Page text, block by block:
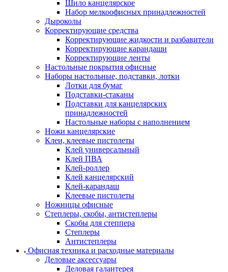
Шило канцелярское
Набор мелкоофисных принадлежностей
Дыроколы
Корректирующие средства
Корректирующие жидкости и разбавители
Корректирующие карандаши
Корректирующие ленты
Настольные покрытия офисные
Наборы настольные, подставки, лотки
Лотки для бумаг
Подставки-стаканы
Подставки для канцелярских
принадлежностей
Настольные наборы с наполнением
Ножи канцелярские
Клеи, клеевые пистолеты
Клей универсальный
Клей ПВА
Клей-роллер
Клей канцелярский
Клей-карандаш
Клеевые пистолеты
Ножницы офисные
Степлеры, скобы, антистеплеры
Скобы для степпера
Степлеры
Антистеплеры
Офисная техника и расходные материалы
Деловые аксессуары
Деловая галантерея